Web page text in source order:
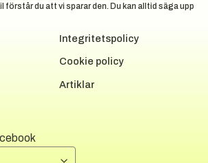
förstår du att vi sparar den. Du kan alltid säga upp
Integritetspolicy
Cookie policy
Artiklar